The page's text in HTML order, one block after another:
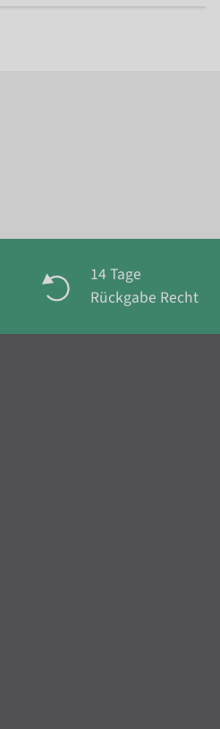
14 Tage
Rückgabe Recht